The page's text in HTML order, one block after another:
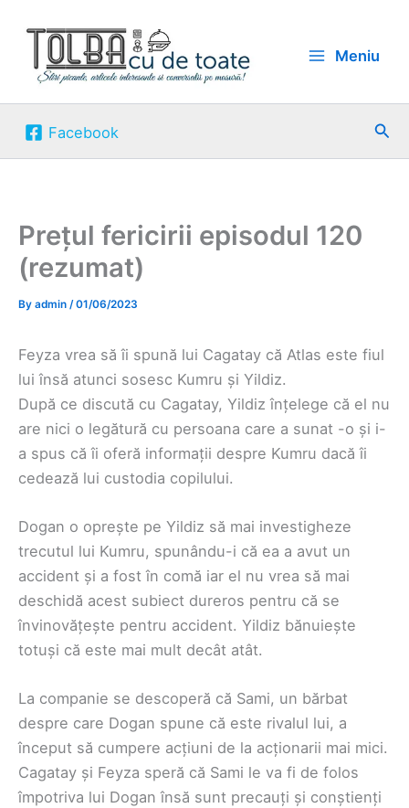
content
Meniu
Facebook
Prețul fericirii episodul 120
(rezumat)
By admin /01/06/2023
Feyza vrea să îi spună lui Cagatay că Atlas este fiul
lui însă atunci sosesc Kumru și Yildiz.
După ce discută cu Cagatay, Yildiz înțelege că el nu
are nici o legătură cu persoana care a sunat -o și i-
a spus că îi oferă informații despre Kumru dacă îi
cedează lui custodia copilului.
Dogan o oprește pe Yildiz să mai investigheze
trecutul lui Kumru, spunându-i că ea a avut un
accident și a fost în comă iar el nu vrea să mai
deschidă acest subiect dureros pentru că se
învinovățește pentru accident. Yildiz bănuiește
totuși că este mai mult decât atât.
La companie se descoperă că Sami, un bărbat
despre care Dogan spune că este rivalul lui, a
început să cumpere acțiuni de la acționarii mai mici.
Cagatay și Feyza speră că Sami le va fi de folos
împotriva lui Dogan însă sunt precauți și conștienți